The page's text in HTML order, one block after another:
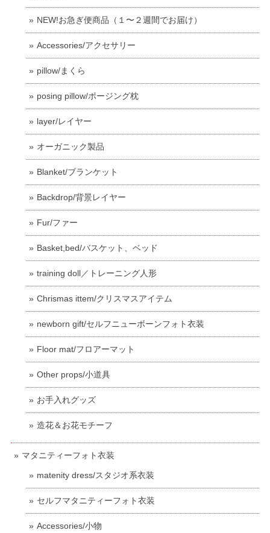
NEW!お急ぎ便商品（１〜２週間でお届け）
Accessories/アクセサリー
pillow/まくら
posing pillow/ポージング枕
layer/レイヤー
オーガニック製品
Blanket/ブランケット
Backdrop/背景レイヤー
Fur/ファー
Basket,bed/バスケット、ベッド
training doll／トレーニング人形
Chrismas ittem/クリスマスアイテム
newborn gift/セルフニューボーンフォト衣装
Floor mat/フロアーマット
Other props/小道具
お手入れグッズ
造花＆お花モチーフ
マタニティーフォト衣装
matenity dress/スタジオ系衣装
セルフマタニティーフォト衣装
Accessories/小物